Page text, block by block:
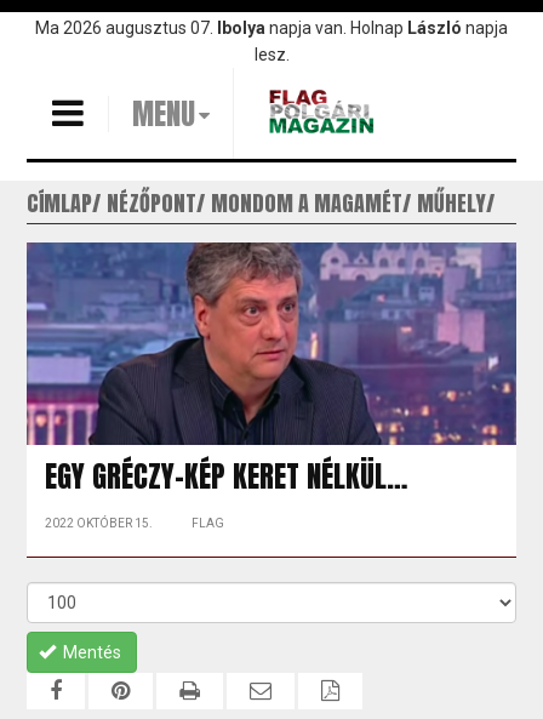
UgrásMa 2026 augusztus 07. Ibolya napja van. Holnap László napja
lesz.
MENU
CÍMLAP NÉZŐPONT MONDOM A MAGAMÉT MŰHELY
EGY GRÉCZY-KÉP KERET NÉLKÜL…
2022 OKTÓBER 15. FLAG
Mentés